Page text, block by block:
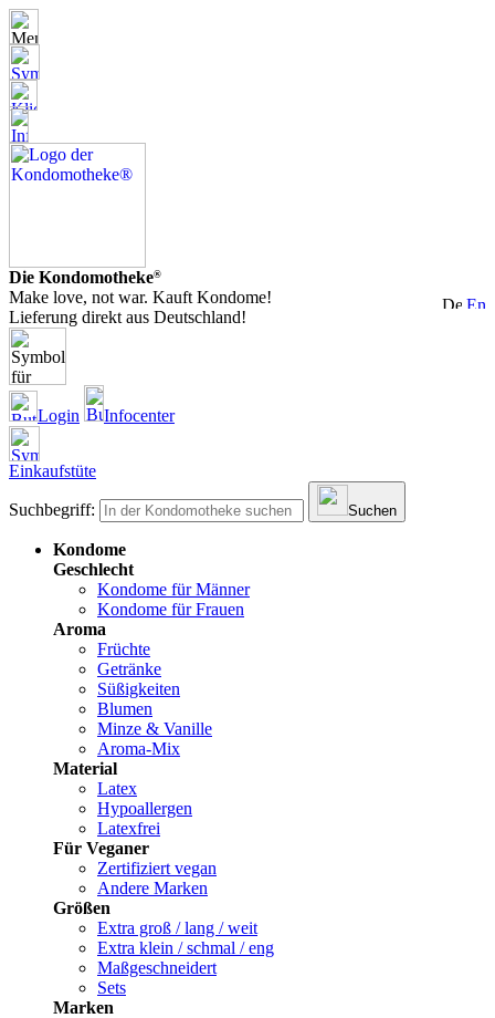
Die Kondomotheke®
Make love, not war. Kauft Kondome!
Lieferung direkt aus Deutschland!
Login Infocenter
Einkaufstüte
Suchbegriff: Suchen
Kondome
Geschlecht
Kondome für Männer
Kondome für Frauen
Aroma
Früchte
Getränke
Süßigkeiten
Blumen
Minze & Vanille
Aroma-Mix
Material
Latex
Hypoallergen
Latexfrei
Für Veganer
Zertifiziert vegan
Andere Marken
Größen
Extra groß / lang / weit
Extra klein / schmal / eng
Maßgeschneidert
Sets
Marken